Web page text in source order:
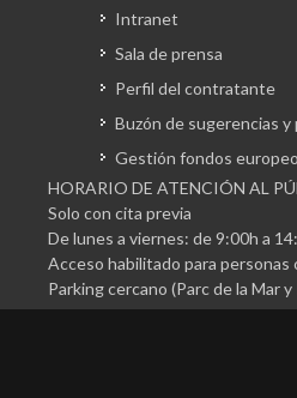
Intranet
Sala de prensa
Perfil del contratante
Buzón de sugerencias
Gestión fondos
HORARIO DE ATENCIÓN AL
Solo con cita previa
De lunes a viernes: de 9:00h a
Acceso habilitado para personas
Parking cercano (Parc de la Mar y